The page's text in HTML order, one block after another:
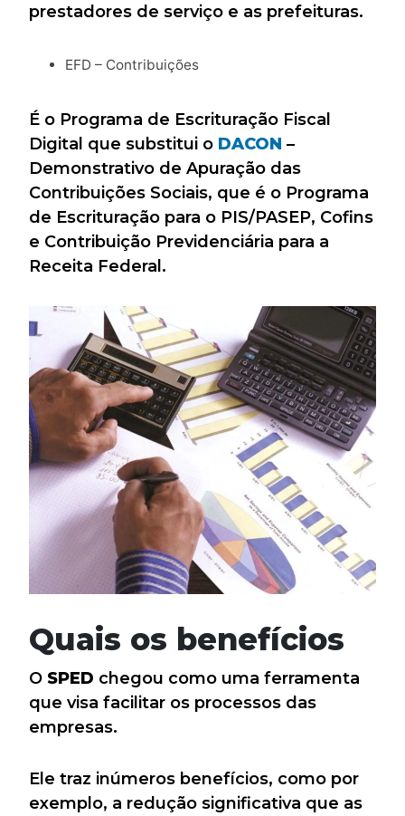
prestadores de serviço e as prefeituras.
EFD – Contribuições
É o Programa de Escrituração Fiscal
Digital que substitui o DACON –
Demonstrativo de Apuração das
Contribuições Sociais, que é o Programa
de Escrituração para o PIS/PASEP, Cofins
e Contribuição Previdenciária para a
Receita Federal.
Quais os benefícios
O SPED chegou como uma ferramenta
que visa facilitar os processos das
empresas.
Ele traz inúmeros benefícios, como por
exemplo, a redução significativa que as